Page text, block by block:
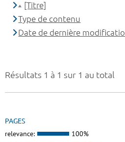
Résultats 1 à 1 sur 1 au total
PAGES
relevance: 100%
[Titre]
Type de contenu
Date de dernière